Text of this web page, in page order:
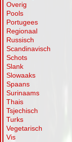
Overig
Pools
Portugees
Regionaal
Russisch
Scandinavisch
Schots
Slank
Slowaaks
Spaans
Surinaams
Thais
Tsjechisch
Turks
Vegetarisch
Vis